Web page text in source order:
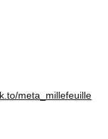
meta_millefeuille